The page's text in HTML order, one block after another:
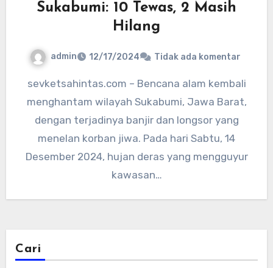
Sukabumi: 10 Tewas, 2 Masih
Hilang
admin 12/17/2024 Tidak ada komentar
sevketsahintas.com – Bencana alam kembali
menghantam wilayah Sukabumi, Jawa Barat,
dengan terjadinya banjir dan longsor yang
menelan korban jiwa. Pada hari Sabtu, 14
Desember 2024, hujan deras yang mengguyur
kawasan…
Cari